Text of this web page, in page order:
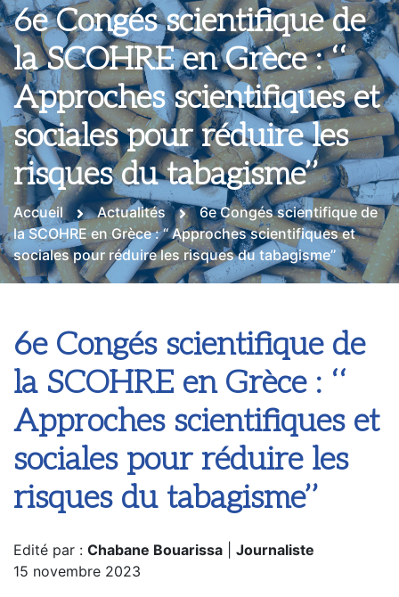
6e Congés scientifique de
la SCOHRE en Grèce : ‘‘
Approches scientifiques et
sociales pour réduire les
risques du tabagisme’’
Accueil Actualités
6e Congés scientifique de
la SCOHRE en Grèce : ‘‘ Approches scientifiques et
sociales pour réduire les risques du tabagisme’’
6e Congés scientifique de
la SCOHRE en Grèce : ‘‘
Approches scientifiques et
sociales pour réduire les
risques du tabagisme’’
Edité par : Chabane Bouarissa
Journaliste
15 novembre 2023